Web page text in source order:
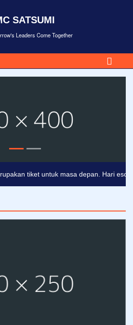
SATSUMI
Leaders Come Together
tiket untuk masa depan. Hari esok